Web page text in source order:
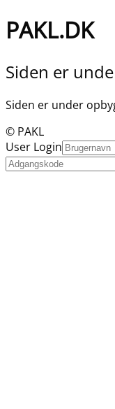
PAKL.DK
Siden er
Siden er under
© PAKL
User Login